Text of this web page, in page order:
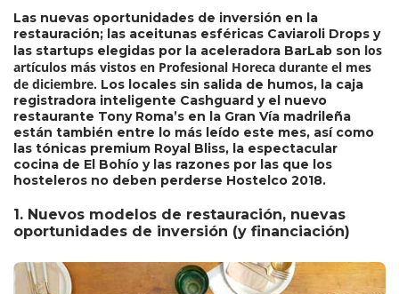
Las nuevas oportunidades de inversión en la
restauración; las aceitunas esféricas Caviaroli Drops y
las startups elegidas por la aceleradora BarLab son los
artículos más vistos en Profesional Horeca durante el mes
de diciembre. Los locales sin salida de humos, la caja
registradora inteligente Cashguard y el nuevo
restaurante Tony Roma’s en la Gran Vía madrileña
están también entre lo más leído este mes, así como
las tónicas premium Royal Bliss, la espectacular
cocina de El Bohío y las razones por las que los
hosteleros no deben perderse Hostelco 2018.
1. Nuevos modelos de restauración, nuevas
oportunidades de inversión (y financiación)